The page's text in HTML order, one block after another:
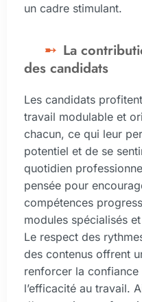
un cadre stimulant.
La
des candidats
Les candidats
travail modulable et
chacun, ce qui leur
potentiel et de se
quotidien
pensée pour
compétences
modules spécialisés
Le respect des
des contenus offrent
renforcer la confiance
l’efficacité au travail.